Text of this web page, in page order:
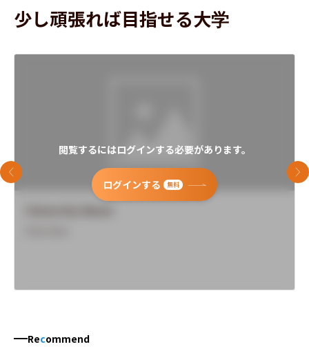
少し頑張れば目指せる大学
閲覧するにはログインする必要があります。
ログインする 無料
前のスライド 次
Recommend